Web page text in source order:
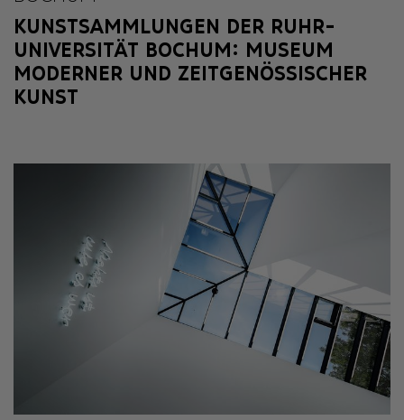
KUNSTSAMMLUNGEN DER RUHR-
UNIVERSITÄT BOCHUM: MUSEUM
MODERNER UND ZEITGENÖSSISCHER
KUNST